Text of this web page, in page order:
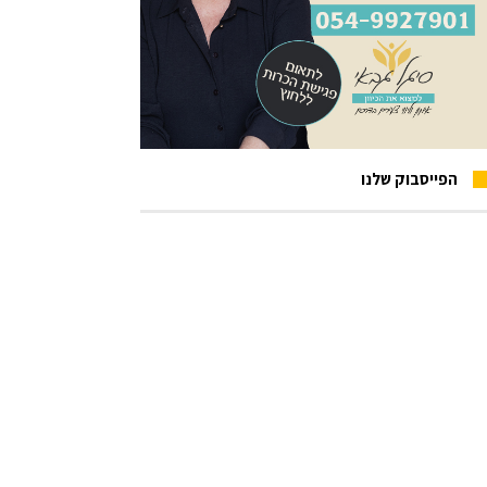
הפייסבוק שלנו